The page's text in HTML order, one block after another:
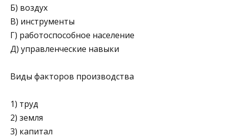
Б) воздух
B) инструменты
Г) работоспособное население
Д) управленческие навыки
Виды факторов производства
1) труд
2) земля
3) капитал